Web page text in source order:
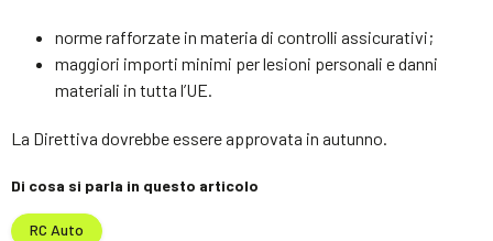
norme rafforzate in materia di controlli assicurativi;
maggiori importi minimi per lesioni personali e danni
materiali in tutta l’UE.
La Direttiva dovrebbe essere approvata in autunno.
Di cosa si parla in questo articolo
RC Auto